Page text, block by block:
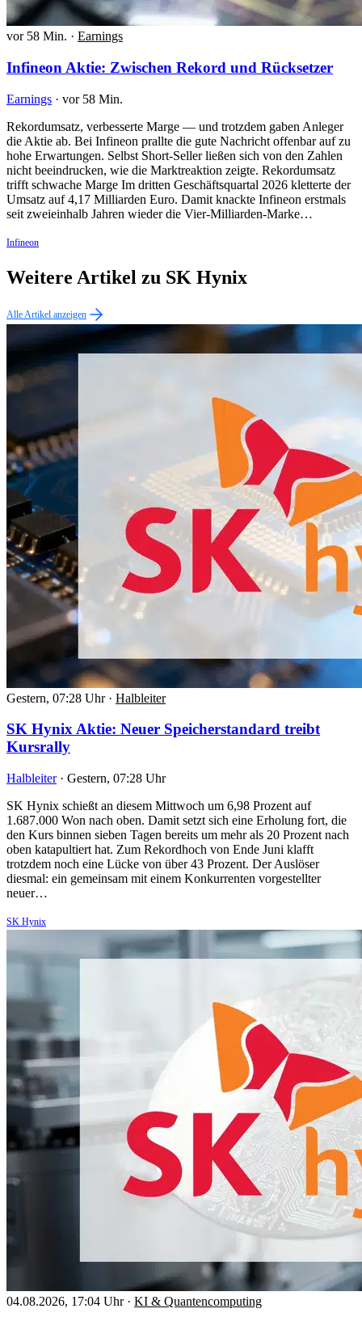
vor 58 Min. · Earnings
Infineon Aktie: Zwischen Rekord und Rücksetzer
Earnings · vor 58 Min.
Rekordumsatz, verbesserte Marge — und trotzdem gaben Anleger
die Aktie ab. Bei Infineon prallte die gute Nachricht offenbar auf zu
hohe Erwartungen. Selbst Short-Seller ließen sich von den Zahlen
nicht beeindrucken, wie die Marktreaktion zeigte. Rekordumsatz
trifft schwache Marge Im dritten Geschäftsquartal 2026 kletterte der
Umsatz auf 4,17 Milliarden Euro. Damit knackte Infineon erstmals
seit zweieinhalb Jahren wieder die Vier-Milliarden-Marke…
Infineon
Weitere Artikel zu SK Hynix
Alle Artikel anzeigen
Gestern, 07:28 Uhr · Halbleiter
SK Hynix Aktie: Neuer Speicherstandard treibt
Kursrally
Halbleiter · Gestern, 07:28 Uhr
SK Hynix schießt an diesem Mittwoch um 6,98 Prozent auf
1.687.000 Won nach oben. Damit setzt sich eine Erholung fort, die
den Kurs binnen sieben Tagen bereits um mehr als 20 Prozent nach
oben katapultiert hat. Zum Rekordhoch von Ende Juni klafft
trotzdem noch eine Lücke von über 43 Prozent. Der Auslöser
diesmal: ein gemeinsam mit einem Konkurrenten vorgestellter
neuer…
SK Hynix
04.08.2026, 17:04 Uhr · KI & Quantencomputing